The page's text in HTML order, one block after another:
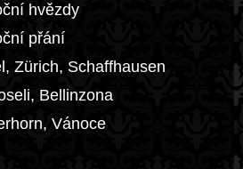
hvězdy
přání
Zürich, Schaffhausen
Bellinzona
Vánoce